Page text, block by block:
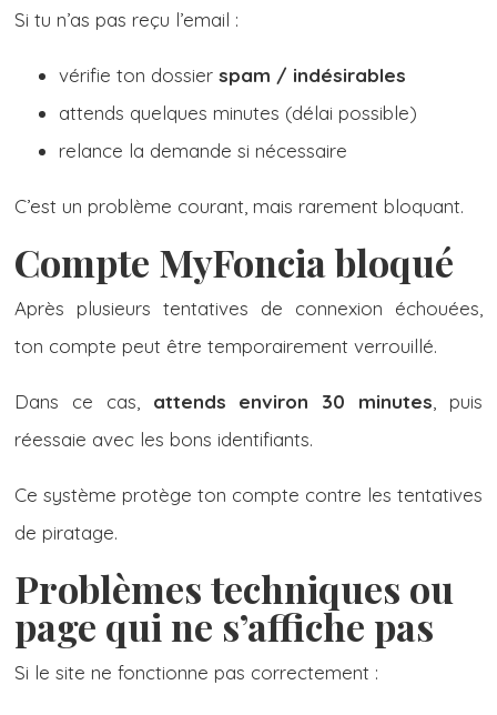
Si tu n’as pas reçu l’email :
vérifie ton dossier spam / indésirables
attends quelques minutes (délai possible)
relance la demande si nécessaire
C’est un problème courant, mais rarement bloquant.
Compte MyFoncia bloqué
Après plusieurs tentatives de connexion échouées,
ton compte peut être temporairement verrouillé.
Dans ce cas, attends environ 30 minutes , puis
réessaie avec les bons identifiants.
Ce système protège ton compte contre les tentatives
de piratage.
Problèmes techniques ou
page qui ne s’affiche pas
Si le site ne fonctionne pas correctement :